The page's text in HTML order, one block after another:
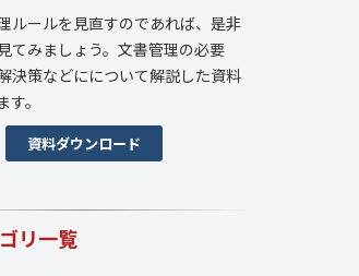
ルールを見直すのであれば、是非
てみましょう。文書管理の必要
決策などにについて解説した資料
。
資料ダウンロード
リ一覧